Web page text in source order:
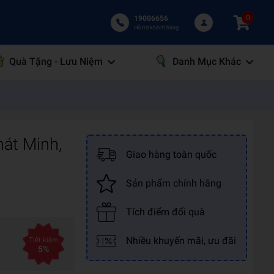
19006656
Hỗ trợ khách hàng
0
Quà Tặng - Lưu Niệm Danh Mục Khác
Minh,
Tiết kiệm
5%
Giao hàng toàn quốc
Sản phẩm chính hãng
Tích điểm đổi quà
Nhiều khuyến mãi, ưu đãi